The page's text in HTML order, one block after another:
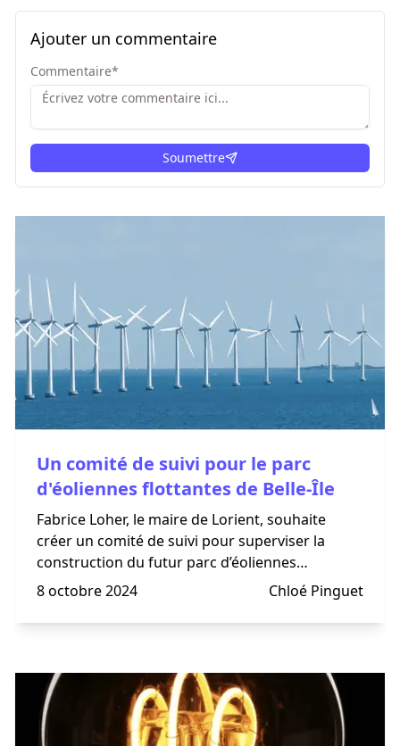
Ajouter un commentaire
Commentaire*
Soumettre
Un comité de suivi pour le parc
d'éoliennes flottantes de Belle-Île
Fabrice Loher, le maire de Lorient, souhaite
créer un comité de suivi pour superviser la
construction du futur parc d’éoliennes
flottantes, au large de Belle-Île-en-Mer. L’objectif
? Contrôler les conséquences économiques du
projet dans la région.
8 octobre 2024 Chloé Pinguet